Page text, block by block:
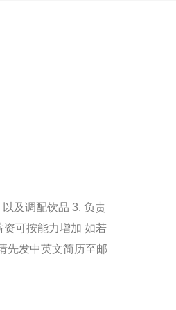
及调配饮品 3. 负责
可按能力增加 如若
先发中英文简历至邮